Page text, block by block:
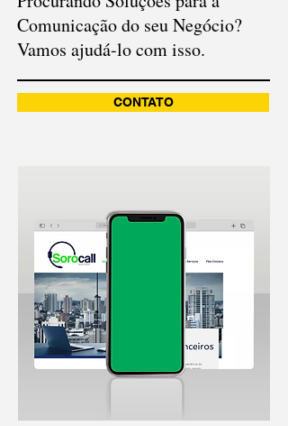
Comunicação do seu Negócio?
Vamos ajudá-lo com isso.
CONTATO